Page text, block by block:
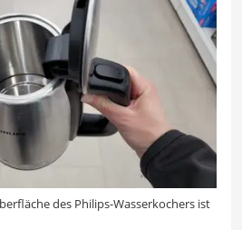
des Philips-Wasserkochers ist